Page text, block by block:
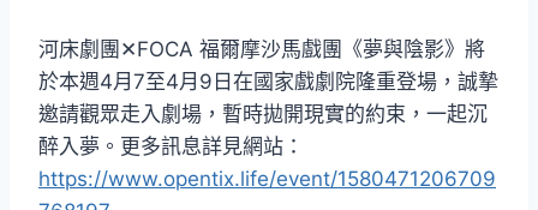
河床劇團✕FOCA 福爾摩沙馬戲團《夢與陰影》將
於本週4月7至4月9日在國家戲劇院隆重登場，誠摯
邀請觀眾走入劇場，暫時拋開現實的約束，一起沉
醉入夢。更多訊息詳見網站：
https://www.opentix.life/event/1580471206709